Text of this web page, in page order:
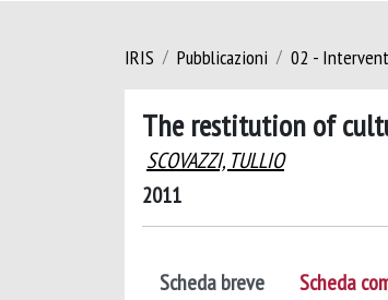
IRIS Pubblicazioni 02 -
The restitution of
SCOVAZZI, TULLIO
2011
Scheda breve Scheda